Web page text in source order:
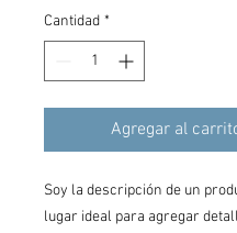
Cantidad *
Agregar al
Soy la descripción de un
lugar ideal para agregar